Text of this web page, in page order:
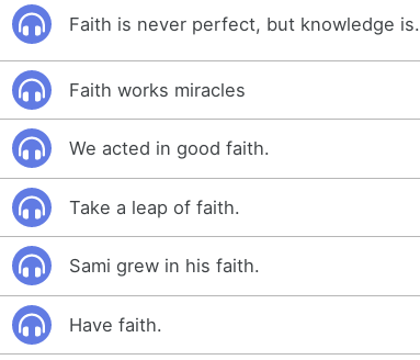
Faith is never perfect, but knowledge is.
Faith works miracles
We acted in good faith.
Take a leap of faith.
Sami grew in his faith.
Have faith.